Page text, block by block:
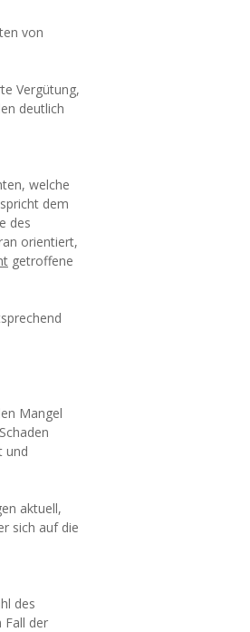
von
Vergütung,
deutlich
welche
dem
des
orientiert,
getroffene
Mangel
und
aktuell,
sich auf die
des
Fall der